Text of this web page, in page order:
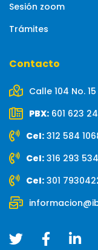
Sesión zoom
Trámites
Contacto
Calle 104 No.
PBX: 601 623
Cel: 312 584
Cel: 316 293
Cel: 301